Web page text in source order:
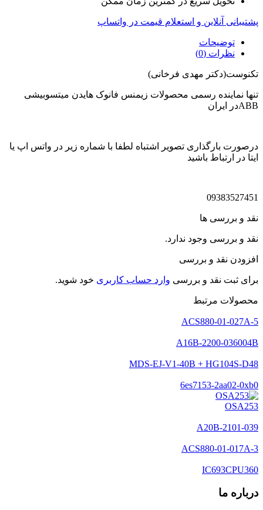
پشتیبانی آنلاین و استعلام قیمت در واتساپ
توضیحات
نظرات (0)
تکنوست(دکتر مهدی فرخانی)
تنها نماینده رسمی محصولات زیمنس فانوک هایدن میتسوبیشی
ABBدر ایران
درصورت بارگذاری تصویر اشتباه لطفا با شماره زیر در واتس اپ یا
ایتا در ارتباط باشید
09383527451
نقد و بررسی ها
نقد و بررسی وجود ندارد.
افزودن نقد و بررسی
برای ثبت نقد و بررسی وارد حساب کاربری خود شوید.
محصولات مرتبط
ACS880-01-027A-5
A16B-2200-036004B
MDS-EJ-V1-40B + HG104S-D48
6es7153-2aa02-0xb0
OSA253
A20B-2101-039
ACS880-01-017A-3
IC693CPU360
درباره ما